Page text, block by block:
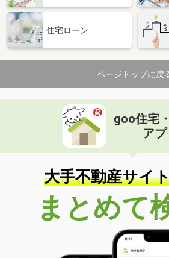
住宅ローン
ページトップに戻
goo住宅
アプ
大手不動産サイ
まとめて